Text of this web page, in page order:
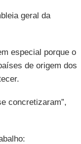
geral da
especial porque o
de origem dos
concretizaram”,